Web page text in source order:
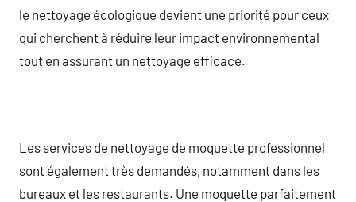
le nettoyage écologique devient une priorité pour ceux
qui cherchent à réduire leur impact environnemental
tout en assurant un nettoyage efficace.
Les services de nettoyage de moquette professionnel
sont également très demandés, notamment dans les
bureaux et les restaurants. Une moquette parfaitement